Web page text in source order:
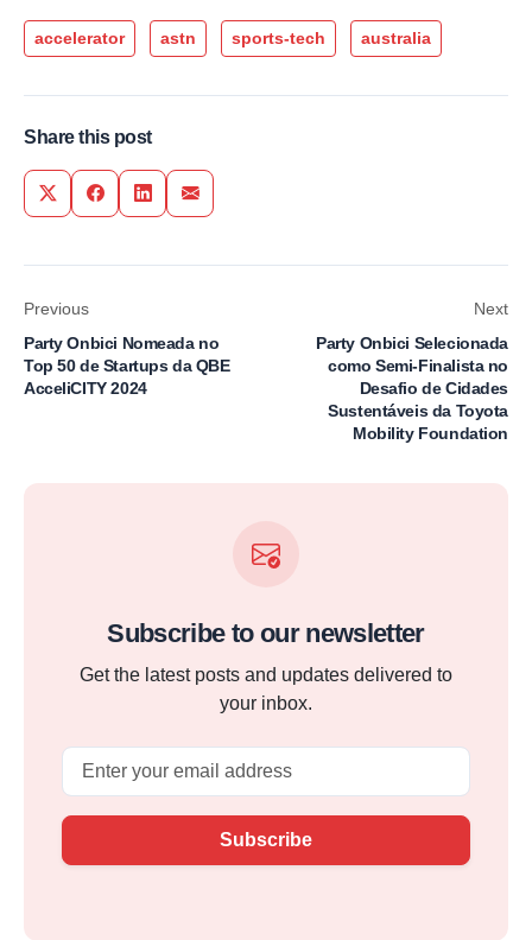
accelerator astn sports-tech australia
Share this post
Share on Twitter
Share on Facebook
Share on LinkedIn
Share via Email
Previous
Party Onbici Nomeada no
Top 50 de Startups da QBE
AcceliCITY 2024
Next
Party Onbici Selecionada
como Semi-Finalista no
Desafio de Cidades
Sustentáveis da Toyota
Mobility Foundation
Subscribe to our newsletter
Get the latest posts and updates delivered to
your inbox.
Subscribe